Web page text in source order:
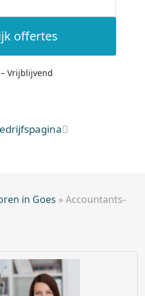
offertes
Vrijblijvend
in Goes »Accountants-